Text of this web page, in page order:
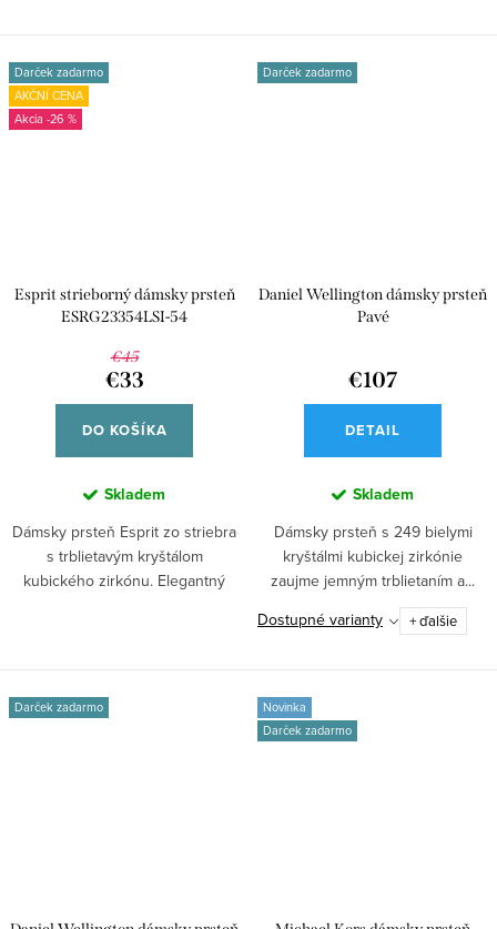
Darček zadarmo
AKČNÍ CENA
-26 %
Esprit strieborný dámsky prsteň
ESRG23354LSI-54
€45
€33
DO KOŠÍKA
Skladem
Dámsky prsteň Esprit zo striebra
s trblietavým kryštálom
kubického zirkónu. Elegantný
Darček zadarmo
Daniel Wellington dámsky prsteň
Pavé
€107
DETAIL
Skladem
Dámsky prsteň s 249 bielymi
kryštálmi kubickej zirkónie
zaujme jemným trblietaním a...
Dostupné varianty
+ ďalšie
Darček zadarmo
Novinka
Darček zadarmo